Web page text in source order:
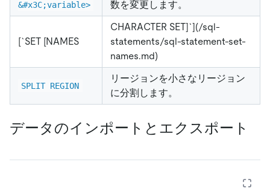
&#x3C;variable>
数を変更します。
[`SET [NAMES
CHARACTER SET]`](/sql-
statements/sql-statement-set-
names.md)
SPLIT REGION
リージョンを小さなリージョン
に分割します。
データのインポートとエクスポート